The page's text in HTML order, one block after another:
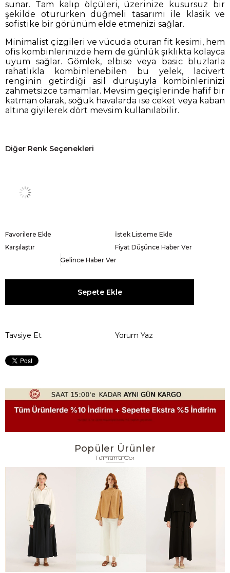
sunar. Tam kalıp ölçüleri, üzerinize kusursuz bir
şekilde otururken düğmeli tasarımı ile klasik ve
sofistike bir görünüm elde etmenizi sağlar.
Minimalist çizgileri ve vücuda oturan fit kesimi, hem
ofis kombinlerinizde hem de günlük şıklıkta kolayca
uyum sağlar. Gömlek, elbise veya basic bluzlarla
rahatlıkla kombinlenebilen bu yelek, lacivert
renginin getirdiği asil duruşuyla kombinlerinizi
zahmetsizce tamamlar. Mevsim geçişlerinde hafif bir
katman olarak, soğuk havalarda ise ceket veya kaban
altına giyilerek dört mevsim kullanılabilir.
Diğer Renk Seçenekleri
Favorilere Ekle
İstek Listeme Ekle
Karşılaştır
Fiyat Düşünce Haber Ver
Gelince Haber Ver
Tavsiye Et Yorum Yaz
Popüler Ürünler
Tümünü Gör